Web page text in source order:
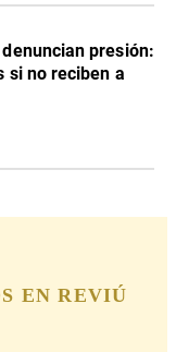
presión:
si no reciben a